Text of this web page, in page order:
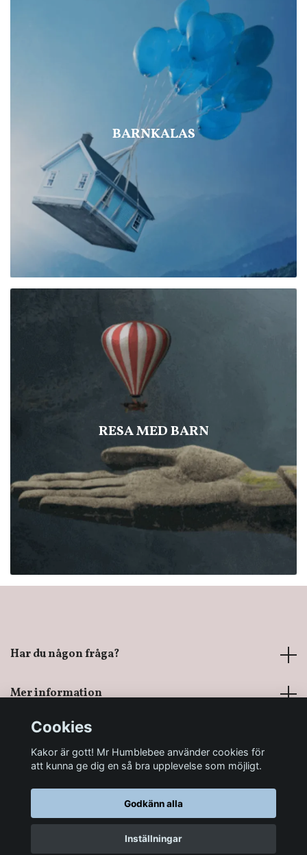
BARNKALAS
RESA MED BARN
Har du någon fråga?
Mer information
Sociala medier
© 2026 Mr Humblebee - En magisk leksaksbutik
Cookies
Kakor är gott! Mr Humblebee använder cookies för
att kunna ge dig en så bra upplevelse som möjligt.
Godkänn alla
Inställningar